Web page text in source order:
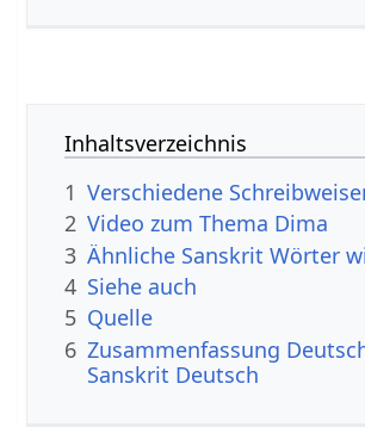
Inhaltsverzeichnis
1 Verschiedene
2 Video zum Thema Dima
3 Ähnliche Sanskrit Wörter
4 Siehe auch
5 Quelle
6 Zusammenfassung
Sanskrit Deutsch